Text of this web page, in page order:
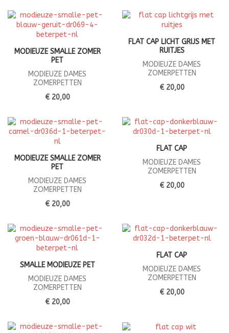
MODIEUZE SMALLE ZOMER
PET
MODIEUZE DAMES
ZOMERPETTEN
€ 20,00
FLAT CAP LICHT GRIJS MET
RUITJES
MODIEUZE DAMES
ZOMERPETTEN
€ 20,00
MODIEUZE SMALLE ZOMER
PET
MODIEUZE DAMES
ZOMERPETTEN
€ 20,00
FLAT CAP
MODIEUZE DAMES
ZOMERPETTEN
€ 20,00
SMALLE MODIEUZE PET
MODIEUZE DAMES
ZOMERPETTEN
€ 20,00
FLAT CAP
MODIEUZE DAMES
ZOMERPETTEN
€ 20,00